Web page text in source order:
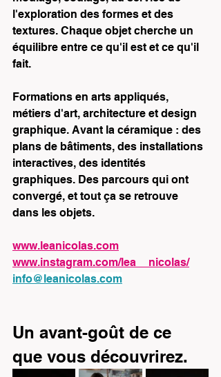
l'exploration des formes et des
textures. Chaque objet cherche un
équilibre entre ce qu'il est et ce qu'il
fait.
Formations en arts appliqués,
métiers d'art, architecture et design
graphique. Avant la céramique : des
plans de bâtiments, des installations
interactives, des identités
graphiques. Des parcours qui ont
convergé, et tout ça se retrouve
dans les objets.
www.leanicolas.com
www.instagram.com/lea__nicolas/
info@leanicolas.com
Un avant-goût de ce
que vous découvrirez.